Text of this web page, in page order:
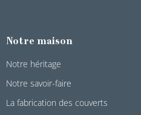
Notre maison
Notre héritage
Notre savoir-faire
La fabrication des couverts